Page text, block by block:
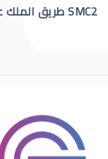
SMC2 طريق الملك عبدالله - الرياض